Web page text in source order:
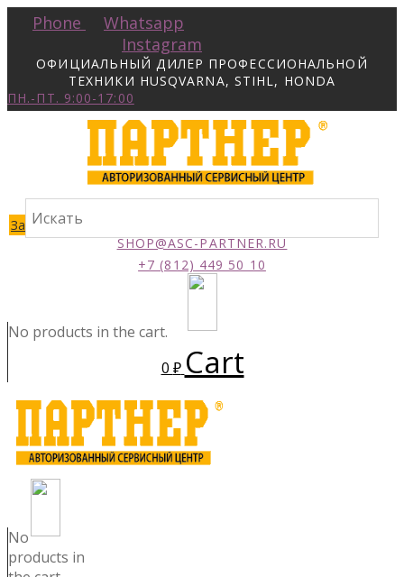
Phone
Whatsapp
Instagram
ОФИЦИАЛЬНЫЙ ДИЛЕР ПРОФЕССИОНАЛЬНОЙ
ТЕХНИКИ HUSQVARNA, STIHL, HONDA
ПН.-ПТ. 9:00-17:00
Заказать звонок
SHOP@ASC-PARTNER.RU
+7 (812) 449 50 10
No products in the cart.
0 ₽ Cart
No
products in